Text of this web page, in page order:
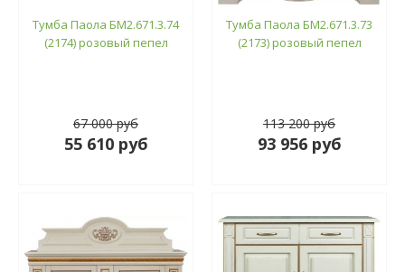
Тумба Паола БМ2.671.3.74
(2174) розовый пепел
67 000 руб
55 610 руб
Тумба Паола БМ2.671.3.73
(2173) розовый пепел
113 200 руб
93 956 руб